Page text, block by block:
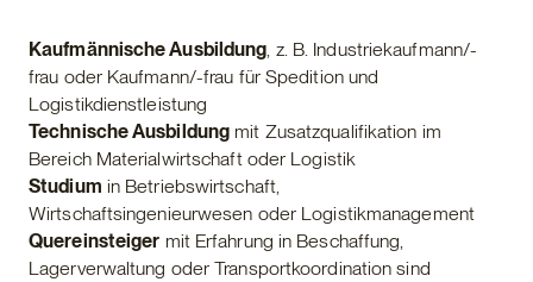
Kaufmännische Ausbildung , z. B. Industriekaufmann/-
frau oder Kaufmann/-frau für Spedition und
Logistikdienstleistung
Technische Ausbildung mit Zusatzqualifikation im
Bereich Materialwirtschaft oder Logistik
Studium in Betriebswirtschaft,
Wirtschaftsingenieurwesen oder Logistikmanagement
Quereinsteiger mit Erfahrung in Beschaffung,
Lagerverwaltung oder Transportkoordination sind